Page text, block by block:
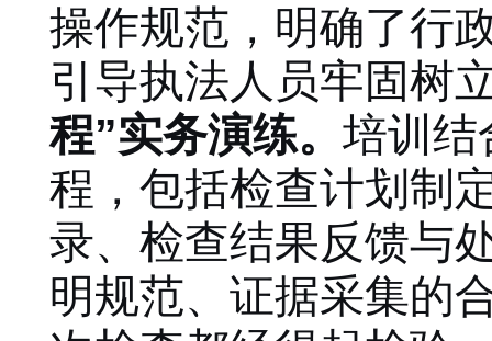
操作规范，明确了行
引导执法人员牢固树
程”实务演练。 培训结
程，包括检查计划制
录、检查结果反馈与
明规范、证据采集的